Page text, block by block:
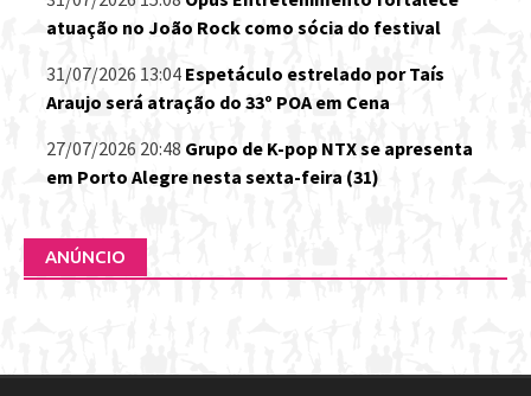
atuação no João Rock como sócia do festival
31/07/2026 13:04 Espetáculo estrelado por Taís
Araujo será atração do 33º POA em Cena
27/07/2026 20:48 Grupo de K-pop NTX se apresenta
em Porto Alegre nesta sexta-feira (31)
ANÚNCIO